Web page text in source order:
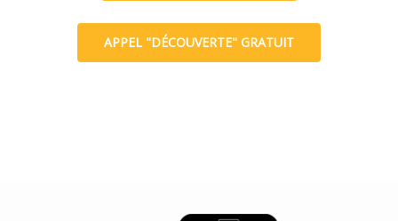
APPEL "DÉCOUVERTE" GRATUIT